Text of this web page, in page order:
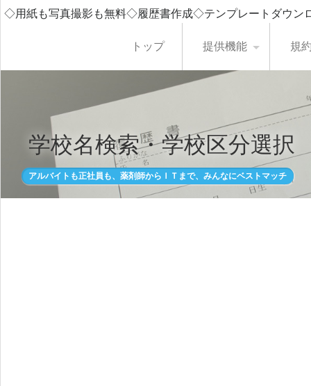
◇用紙も写真撮影も無料◇履歴書作成◇テンプレートダウ
トップ 提供機能 規
学校名検索・学校区分選択
アルバイトも正社員も、薬剤師からＩＴまで、みんなにベストマッチ